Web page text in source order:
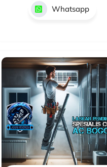
Whatsapp